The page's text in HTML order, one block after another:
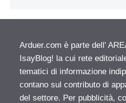
Arduer.com è parte dell'
IsayBlog! la cui rete
tematici di informazione
contano sul contributo di
del settore. Per pubblicità,